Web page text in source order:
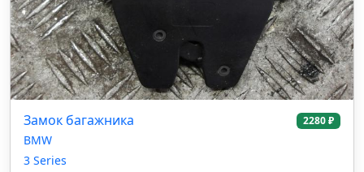
Замок багажника 2280 ₽
BMW
3 Series